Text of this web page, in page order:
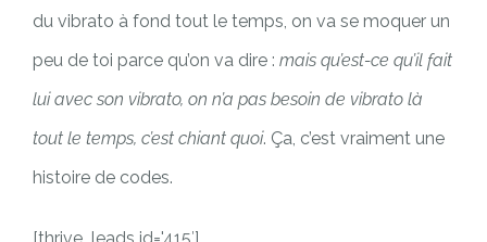
du vibrato à fond tout le temps, on va se moquer un
peu de toi parce qu’on va dire : mais qu’est-ce qu’il fait
lui avec son vibrato, on n’a pas besoin de vibrato là
tout le temps, c’est chiant quoi. Ça, c’est vraiment une
histoire de codes.